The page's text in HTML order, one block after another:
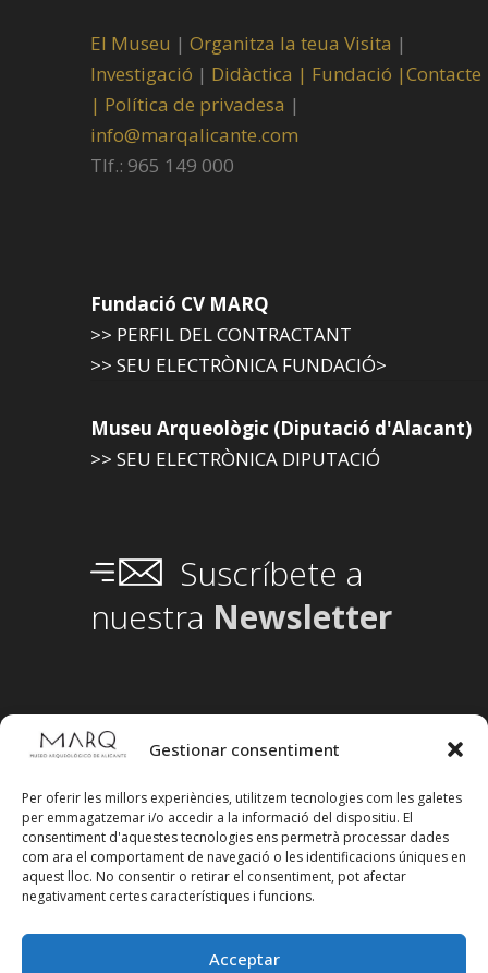
Gestionar consentiment
Per oferir les millors experiències, utilitzem tecnologies com les galetes
per emmagatzemar i/o accedir a la informació del dispositiu. El
consentiment d'aquestes tecnologies ens permetrà processar dades
com ara el comportament de navegació o les identificacions úniques en
aquest lloc. No consentir o retirar el consentiment, pot afectar
negativament certes característiques i funcions.
Acceptar
El Museu | Organitza la teua Visita |
Investigació | Didàctica | Fundació |Contacte
| Política de privadesa |
info@marqalicante.com
Tlf.: 965 149 000
Fundació CV MARQ
>> PERFIL DEL CONTRACTANT
>> SEU ELECTRÒNICA FUNDACIÓ>
Museu Arqueològic (Diputació d'Alacant)
>> SEU ELECTRÒNICA DIPUTACIÓ
Suscríbete a
nuestra Newsletter